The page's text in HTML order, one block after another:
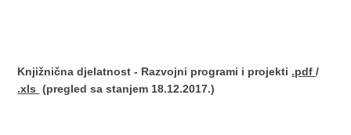
Knjižnična djelatnost - Razvojni programi i projekti .pdf/
.xls (pregled sa stanjem 18.12.2017.)